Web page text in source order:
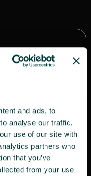
and ads, to
analyse our traffic.
use of our site with
partners who
that you’ve
from your use